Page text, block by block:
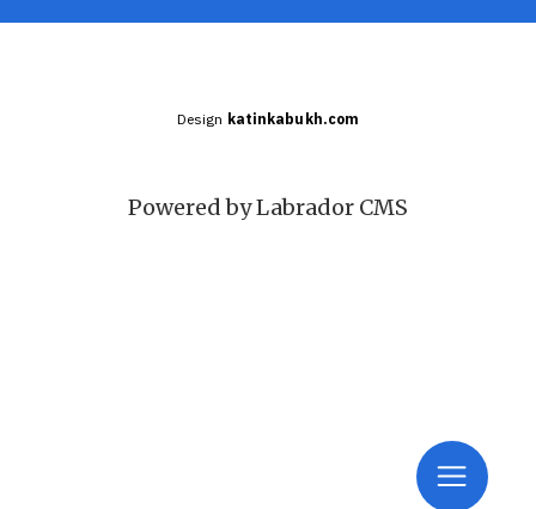
Design katinkabukh.com
Powered by Labrador CMS